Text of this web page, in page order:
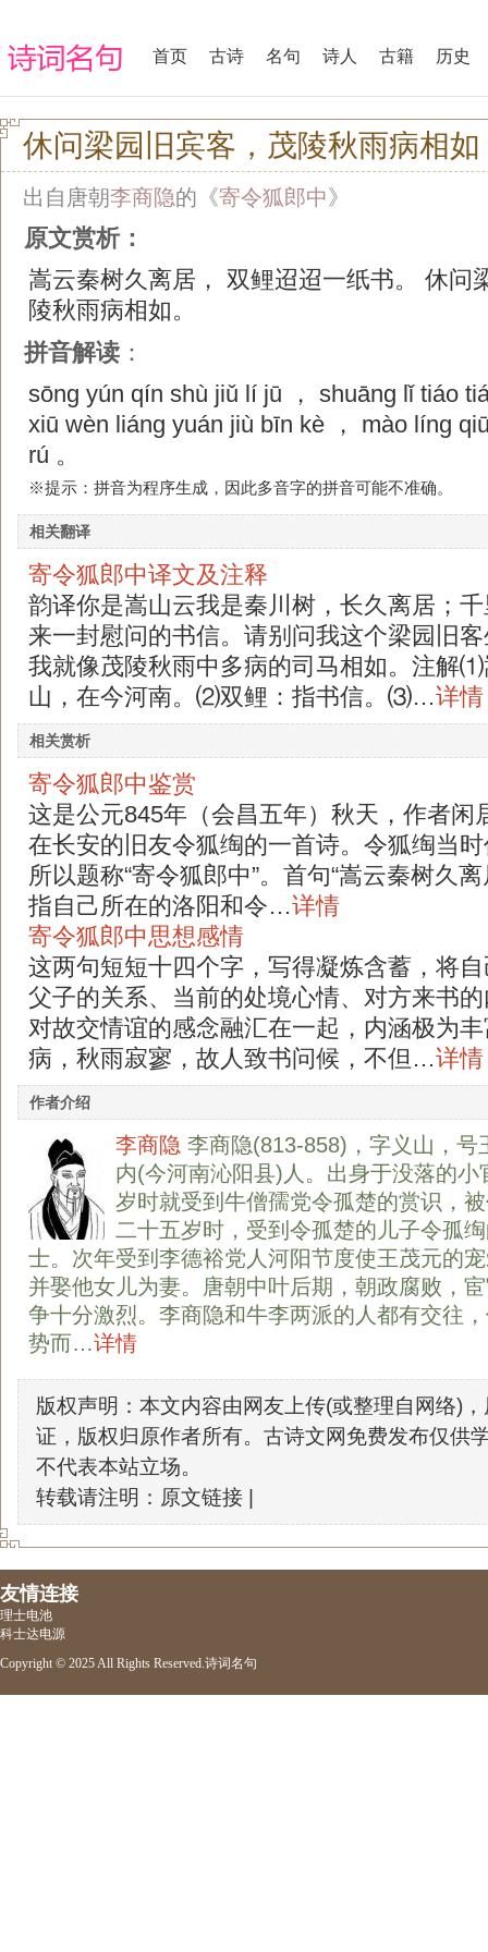
首页 古诗 名句 诗人 古籍 历史
休问梁园旧宾客，茂陵秋雨病相如
出自唐朝李商隐的《寄令狐郎中》
原文赏析：
嵩云秦树久离居， 双鲤迢迢一纸书。 休问
陵秋雨病相如。
拼音解读 ：
sōng yún qín shù jiǔ lí jū ， shuāng lǐ tiáo
xiū wèn liáng yuán jiù bīn kè ， mào líng
rú 。
※提示：拼音为程序生成，因此多音字的拼音可能不准确。
相关翻译
寄令狐郎中译文及注释
韵译你是嵩山云我是秦川树，长久离居；
来一封慰问的书信。请别问我这个梁园旧
我就像茂陵秋雨中多病的司马相如。注解
山，在今河南。⑵双鲤：指书信。⑶…详情
相关赏析
寄令狐郎中鉴赏
这是公元845年（会昌五年）秋天，作者闲
在长安的旧友令狐绹的一首诗。令狐绹当
所以题称“寄令狐郎中”。首句“嵩云秦树久
指自己所在的洛阳和令…详情
寄令狐郎中思想感情
这两句短短十四个字，写得凝炼含蓄，将
父子的关系、当前的处境心情、对方来书
对故交情谊的感念融汇在一起，内涵极为
病，秋雨寂寥，故人致书问候，不但…详情
作者介绍
李商隐 李商隐(813-858)，字义山，号
内(今河南沁阳县)人。出身于没落的小
岁时就受到牛僧孺党令孤楚的赏识，
二十五岁时，受到令孤楚的儿子令孤
士。次年受到李德裕党人河阳节度使王茂元的
并娶他女儿为妻。唐朝中叶后期，朝政腐败，
争十分激烈。李商隐和牛李两派的人都有交往
势而…详情
版权声明：本文内容由网友上传(或整理自网络)
证，版权归原作者所有。古诗文网免费发布仅供
不代表本站立场。
转载请注明：原文链接 |
友情连接
理士电池
科士达电源
Copyright © 2025 All Rights Reserved.诗词名句